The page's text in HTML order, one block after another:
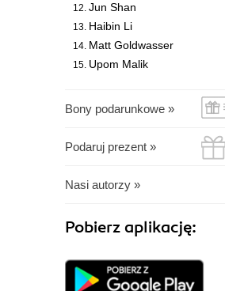
Jun Shan
Haibin Li
Matt Goldwasser
Upom Malik
Bony podarunkowe »
Podaruj prezent »
Nasi autorzy »
Pobierz aplikację: